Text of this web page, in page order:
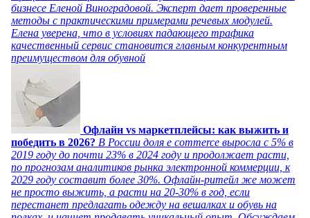
бизнесе Еленой Виноградовой. Эксперт дает проверенные
методы с практическими примерами речевых модулей.
Елена уверена, что в условиях падающего трафика
качественный сервис становится главным конкурентным
преимуществом для обувной
Офлайн vs маркетплейсы: как выжить и
победить в 2026? В России доля e commerce выросла с 5% в
2019 году до почти 23% в 2024 году и продолжает расти,
по прогнозам аналитиков рынка электронной коммерции, к
2029 году составит более 30%. Офлайн-ритейл же может
не просто выжить, а расти на 20-30% в год, если
перестанет предлагать одежду на вешалках и обувь на